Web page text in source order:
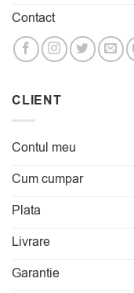
Contact
CLIENT
Contul meu
Cum cumpar
Plata
Livrare
Garantie